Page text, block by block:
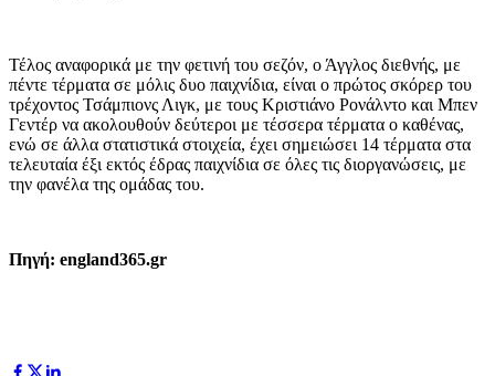
Τέλος αναφορικά με την φετινή του σεζόν, ο Άγγλος διεθνής, με
πέντε τέρματα σε μόλις δυο παιχνίδια, είναι ο πρώτος σκόρερ του
τρέχοντος Τσάμπιονς Λιγκ, με τους Κριστιάνο Ρονάλντο και Μπεν
Γεντέρ να ακολουθούν δεύτεροι με τέσσερα τέρματα ο καθένας,
ενώ σε άλλα στατιστικά στοιχεία, έχει σημειώσει 14 τέρματα στα
τελευταία έξι εκτός έδρας παιχνίδια σε όλες τις διοργανώσεις, με
την φανέλα της ομάδας του.
Πηγή: england365.gr